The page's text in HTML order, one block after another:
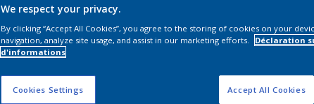
We respect your privacy.
By clicking “Accept All Cookies”, you agree to the storing of cookies on your
navigation, analyze site usage, and assist in our marketing efforts.
Déclaration
d'informations
Cookies Settings Accept All Cookies